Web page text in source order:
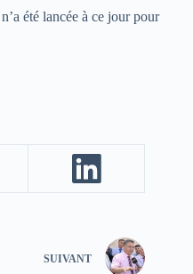
été lancée à ce jour pour
SUIVANT